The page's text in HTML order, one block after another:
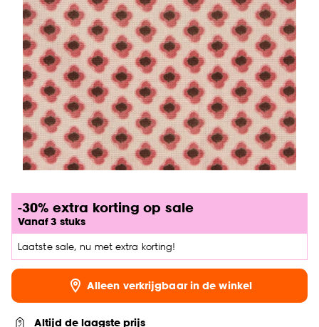
-30% extra korting op sale
Vanaf 3 stuks
Laatste sale, nu met extra korting!
Alleen verkrijgbaar in de winkel
Altijd de laagste prijs